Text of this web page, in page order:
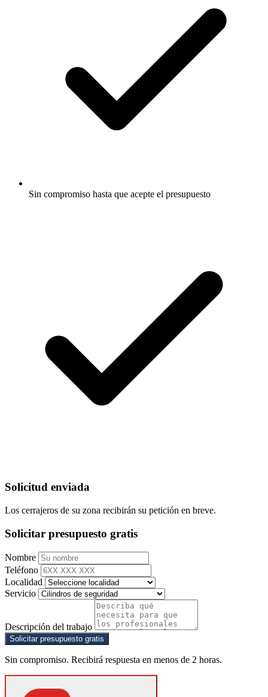
Sin compromiso hasta que acepte el presupuesto
Solicitud enviada
Los cerrajeros de su zona recibirán su petición en breve.
Solicitar presupuesto gratis
Nombre
Teléfono
Localidad
Servicio
Descripción del trabajo
Solicitar presupuesto gratis
Sin compromiso. Recibirá respuesta en menos de 2 horas.